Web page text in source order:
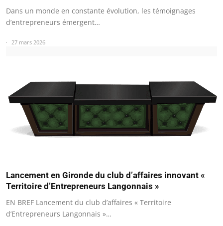
Dans un monde en constante évolution, les témoignages
d’entrepreneurs émergent…
27 mars 2026
Lancement en Gironde du club d’affaires innovant «
Territoire d’Entrepreneurs Langonnais »
EN BREF Lancement du club d’affaires « Territoire
d’Entrepreneurs Langonnais »…